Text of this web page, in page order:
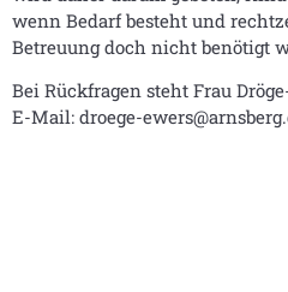
wenn Bedarf besteht und
Betreuung doch nicht benötigt
Bei Rückfragen steht Frau
E-Mail: droege-